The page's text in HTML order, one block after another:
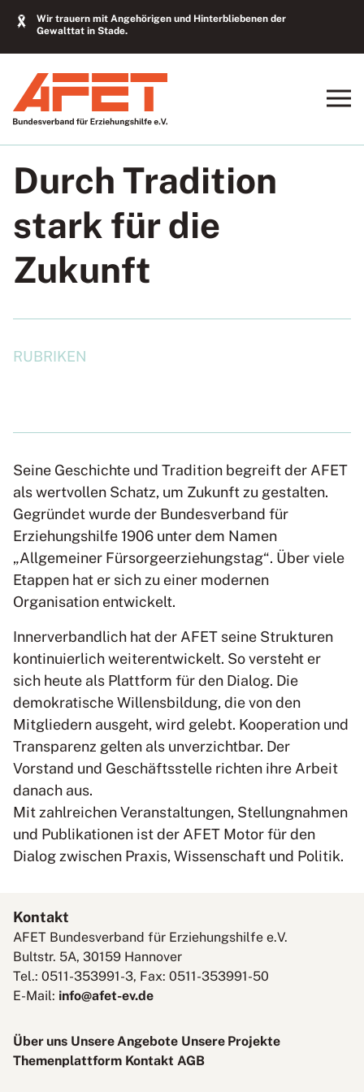
Wir trauern mit Angehörigen und Hinterbliebenen der
Gewalttat in Stade.
Durch Tradition
stark für die
Zukunft
RUBRIKEN
Seine Geschichte und Tradition begreift der AFET
als wertvollen Schatz, um Zukunft zu gestalten.
Gegründet wurde der Bundesverband für
Erziehungshilfe 1906 unter dem Namen
„Allgemeiner Fürsorgeerziehungstag“. Über viele
Etappen hat er sich zu einer modernen
Organisation entwickelt.
Innerverbandlich hat der AFET seine Strukturen
kontinuierlich weiterentwickelt. So versteht er
sich heute als Plattform für den Dialog. Die
demokratische Willensbildung, die von den
Mitgliedern ausgeht, wird gelebt. Kooperation und
Transparenz gelten als unverzichtbar. Der
Vorstand und Geschäftsstelle richten ihre Arbeit
danach aus.
Mit zahlreichen Veranstaltungen, Stellungnahmen
und Publikationen ist der AFET Motor für den
Dialog zwischen Praxis, Wissenschaft und Politik.
Kontakt
AFET Bundesverband für Erziehungshilfe e.V.
Bultstr. 5A, 30159 Hannover
Tel.: 0511-353991-3, Fax: 0511-353991-50
E-Mail: info@afet-ev.de
Über uns Unsere Angebote Unsere Projekte
Themenplattform Kontakt AGB